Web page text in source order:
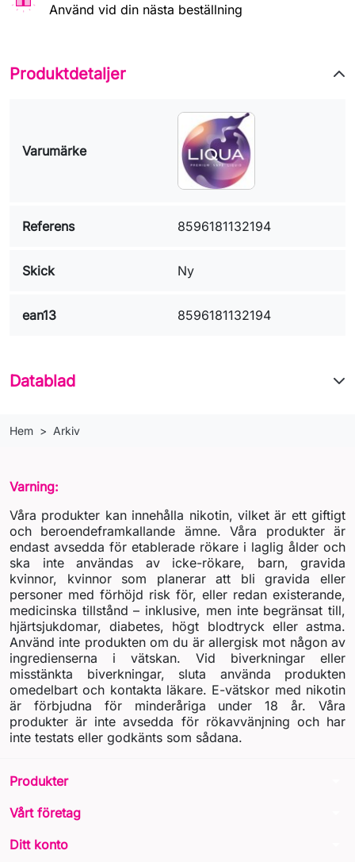
Använd vid din nästa beställning
Produktdetaljer
Varumärke
Referens 8596181132194
Skick Ny
ean13 8596181132194
Datablad
Hem Arkiv
Varning:
Våra produkter kan innehålla nikotin, vilket är ett giftigt
och beroendeframkallande ämne. Våra produkter är
endast avsedda för etablerade rökare i laglig ålder och
ska inte användas av icke-rökare, barn, gravida
kvinnor, kvinnor som planerar att bli gravida eller
personer med förhöjd risk för, eller redan existerande,
medicinska tillstånd – inklusive, men inte begränsat till,
hjärtsjukdomar, diabetes, högt blodtryck eller astma.
Använd inte produkten om du är allergisk mot någon av
ingredienserna i vätskan. Vid biverkningar eller
misstänkta biverkningar, sluta använda produkten
omedelbart och kontakta läkare. E-vätskor med nikotin
är förbjudna för minderåriga under 18 år. Våra
produkter är inte avsedda för rökavvänjning och har
inte testats eller godkänts som sådana.
Produkter
Vårt företag
Ditt konto